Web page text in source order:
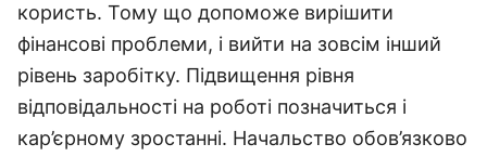
користь. Тому що допоможе вирішити
фінансові проблеми, і вийти на зовсім інший
рівень заробітку. Підвищення рівня
відповідальності на роботі позначиться і
кар’єрному зростанні. Начальство обов’язково